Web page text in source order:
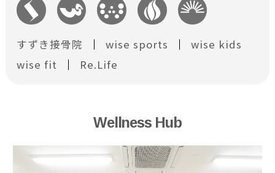
すずき接骨院 wise sports
wise kids
wise fit
Re.Life
Wellness Hub